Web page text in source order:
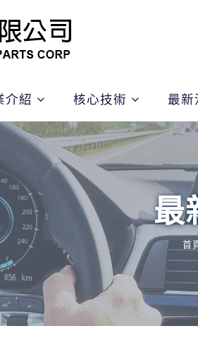
介紹 核心技術 最新
最
首